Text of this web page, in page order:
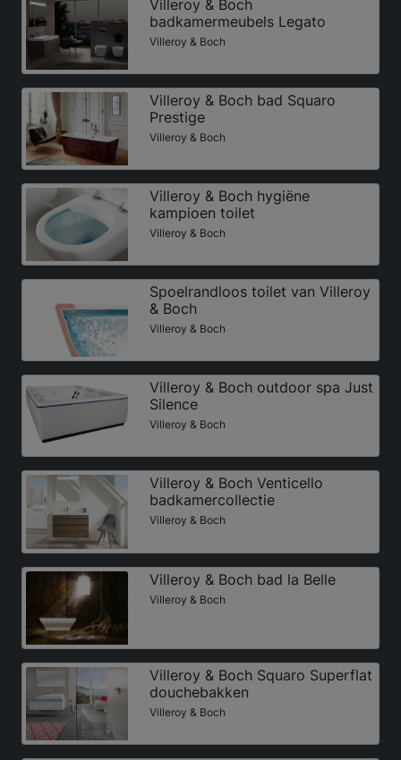
Villeroy & Boch
badkamermeubels Legato
Villeroy & Boch
Villeroy & Boch bad Squaro
Prestige
Villeroy & Boch
Villeroy & Boch hygiëne
kampioen toilet
Villeroy & Boch
Spoelrandloos toilet van Villeroy
& Boch
Villeroy & Boch
Villeroy & Boch outdoor spa Just
Silence
Villeroy & Boch
Villeroy & Boch Venticello
badkamercollectie
Villeroy & Boch
Villeroy & Boch bad la Belle
Villeroy & Boch
Villeroy & Boch Squaro Superflat
douchebakken
Villeroy & Boch